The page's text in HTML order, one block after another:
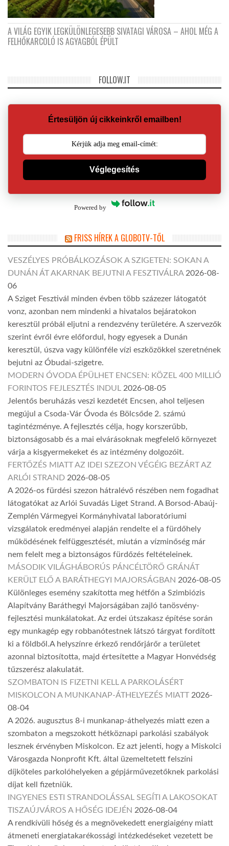
A VILÁG EGYIK LEGKÜLÖNLEGESEBB SIVATAGI VÁROSA – AHOL MÉG A
FELHŐKARCOLÓ IS AGYAGBÓL ÉPÜLT
FOLLOW.IT
Értesüljön új cikkeinkről emailben!
Véglegesítés
Powered by
FRISS HÍREK A GLOBOTV-TŐL
VESZÉLYES PRÓBÁLKOZÁSOK A SZIGETEN: SOKAN A
DUNÁN ÁT AKARNAK BEJUTNI A FESZTIVÁLRA 2026-08-
06
A Sziget Fesztivál minden évben több százezer látogatót
vonz, azonban nem mindenki a hivatalos bejáratokon
keresztül próbál eljutni a rendezvény területére. A szervezők
szerint évről évre előfordul, hogy egyesek a Dunán
keresztül, úszva vagy különféle vízi eszközökkel szeretnének
bejutni az Óbudai-szigetre.
MODERN ÓVODA ÉPÜLHET ENCSEN: KÖZEL 400 MILLIÓ
FORINTOS FEJLESZTÉS INDUL 2026-08-05
Jelentős beruházás veszi kezdetét Encsen, ahol teljesen
megújul a Csoda-Vár Óvoda és Bölcsőde 2. számú
tagintézménye. A fejlesztés célja, hogy korszerűbb,
biztonságosabb és a mai elvárásoknak megfelelő környezet
várja a kisgyermekeket és az intézmény dolgozóit.
FERTŐZÉS MIATT AZ IDEI SZEZON VÉGÉIG BEZÁRT AZ
ARLÓI STRAND 2026-08-05
A 2026-os fürdési szezon hátralévő részében nem fogadhat
látogatókat az Arlói Suvadás Liget Strand. A Borsod-Abaúj-
Zemplén Vármegyei Kormányhivatal laboratóriumi
vizsgálatok eredményei alapján rendelte el a fürdőhely
működésének felfüggesztését, miután a vízminőség már
nem felelt meg a biztonságos fürdőzés feltételeinek.
MÁSODIK VILÁGHÁBORÚS PÁNCÉLTÖRŐ GRÁNÁT
KERÜLT ELŐ A BARÁTHEGYI MAJORSÁGBAN 2026-08-05
Különleges esemény szakította meg hétfőn a Szimbiózis
Alapítvány Baráthegyi Majorságában zajló tanösvény-
fejlesztési munkálatokat. Az erdei útszakasz építése során
egy munkagép egy robbanótestnek látszó tárgyat fordított
ki a földből.A helyszínre érkező rendőrjárőr a területet
azonnal biztosította, majd értesítette a Magyar Honvédség
tűzszerész alakulatát.
SZOMBATON IS FIZETNI KELL A PARKOLÁSÉRT
MISKOLCON A MUNKANAP-ÁTHELYEZÉS MIATT 2026-
08-04
A 2026. augusztus 8-i munkanap-áthelyezés miatt ezen a
szombaton a megszokott hétköznapi parkolási szabályok
lesznek érvényben Miskolcon. Ez azt jelenti, hogy a Miskolci
Városgazda Nonprofit Kft. által üzemeltetett felszíni
díjköteles parkolóhelyeken a gépjárművezetőknek parkolási
díjat kell fizetniük.
INGYENES ESTI STRANDOLÁSSAL SEGÍTI A LAKOSOKAT
TISZAÚJVÁROS A HŐSÉG IDEJÉN 2026-08-04
A rendkívüli hőség és a megnövekedett energiaigény miatt
átmeneti energiatakarékossági intézkedéseket vezetett be